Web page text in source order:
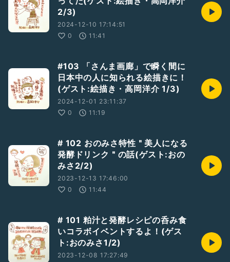
2/3)
2024-12-10 17:14:51
0
11:41
#103 「さんま画廊」で瞬く間に
日本中の人に知られる絵描きに！
(ゲスト:絵描き・高岡洋介 1/3)
2024-12-01 23:11:37
0
11:19
# 102 おのみさ特性＂美人になる
発酵ドリンク＂の話(ゲスト:おの
みさ2/2)
2023-12-13 17:46:00
0
11:44
# 101 粕汁と発酵レシピの呑み食
いコラボイベントするよ！(ゲス
ト:おのみさ1/2)
2023-12-08 17:27:49